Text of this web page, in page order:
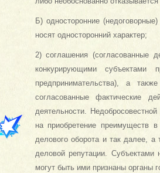
Б) односторонние
носят односторонний характер;
2) соглашения (согласованные
конкурирующими субъектами
предпринимательства), а
согласованные фактические
деятельности.
на приобретение преимуществ в
делового оборота и так далее, а
деловой репутации. Субъектами
могут быть ими признаны органы